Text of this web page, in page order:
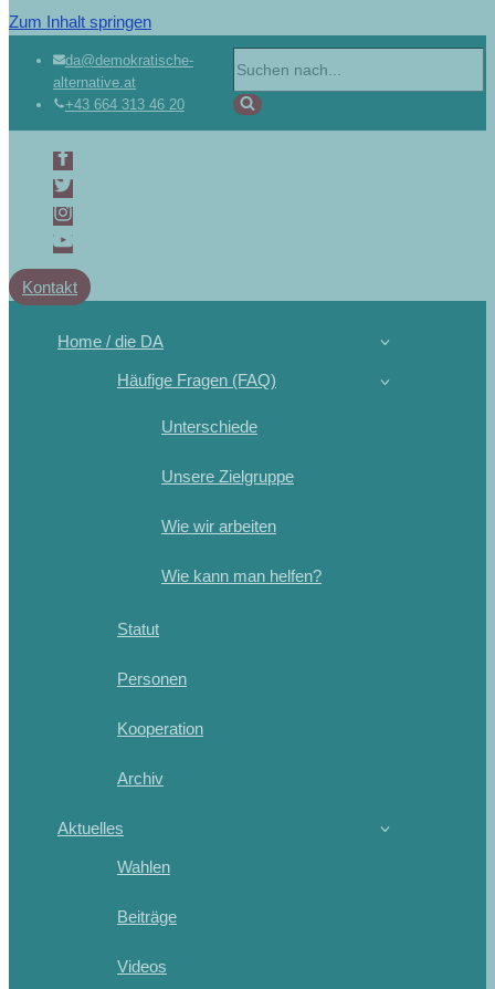
Zum Inhalt springen
da@demokratische-
alternative.at
+43 664 313 46 20
Kontakt
Home / die DA
Häufige Fragen (FAQ)
Unterschiede
Unsere Zielgruppe
Wie wir arbeiten
Wie kann man helfen?
Statut
Personen
Kooperation
Archiv
Aktuelles
Wahlen
Beiträge
Videos